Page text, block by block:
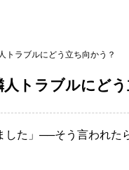
トラブルにどう立ち向かう？
トラブルにどう
した」──そう言われた